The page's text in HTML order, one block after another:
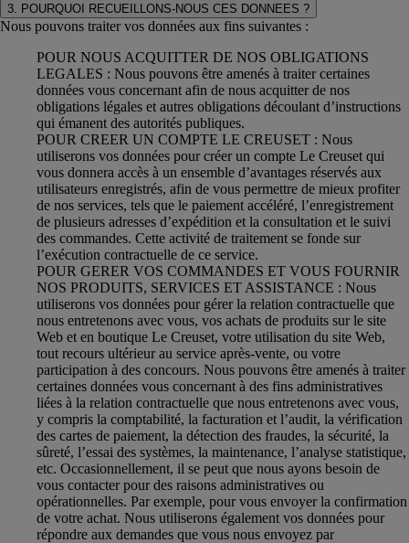
3. POURQUOI RECUEILLONS-NOUS CES DONNEES ?
Nous pouvons traiter vos données aux fins suivantes :
POUR NOUS ACQUITTER DE NOS OBLIGATIONS
LEGALES : Nous pouvons être amenés à traiter certaines
données vous concernant afin de nous acquitter de nos
obligations légales et autres obligations découlant d’instructions
qui émanent des autorités publiques.
POUR CREER UN COMPTE LE CREUSET : Nous
utiliserons vos données pour créer un compte Le Creuset qui
vous donnera accès à un ensemble d’avantages réservés aux
utilisateurs enregistrés, afin de vous permettre de mieux profiter
de nos services, tels que le paiement accéléré, l’enregistrement
de plusieurs adresses d’expédition et la consultation et le suivi
des commandes. Cette activité de traitement se fonde sur
l’exécution contractuelle de ce service.
POUR GERER VOS COMMANDES ET VOUS FOURNIR
NOS PRODUITS, SERVICES ET ASSISTANCE : Nous
utiliserons vos données pour gérer la relation contractuelle que
nous entretenons avec vous, vos achats de produits sur le site
Web et en boutique Le Creuset, votre utilisation du site Web,
tout recours ultérieur au service après-vente, ou votre
participation à des concours. Nous pouvons être amenés à traiter
certaines données vous concernant à des fins administratives
liées à la relation contractuelle que nous entretenons avec vous,
y compris la comptabilité, la facturation et l’audit, la vérification
des cartes de paiement, la détection des fraudes, la sécurité, la
sûreté, l’essai des systèmes, la maintenance, l’analyse statistique,
etc. Occasionnellement, il se peut que nous ayons besoin de
vous contacter pour des raisons administratives ou
opérationnelles. Par exemple, pour vous envoyer la confirmation
de votre achat. Nous utiliserons également vos données pour
répondre aux demandes que vous nous envoyez par